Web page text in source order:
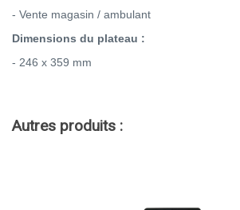
- Vente magasin / ambulant
Dimensions du plateau :
- 246 x 359 mm
Autres produits :